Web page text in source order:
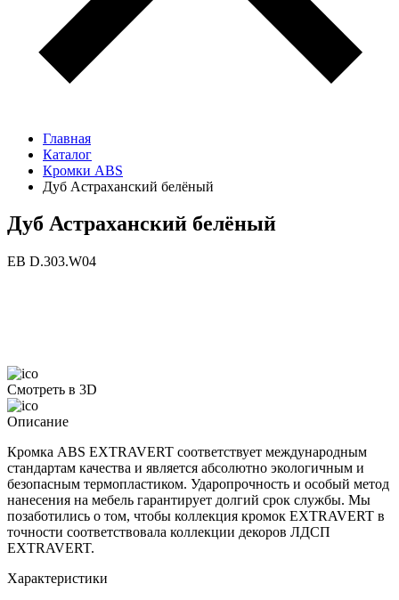
Главная
Каталог
Кромки ABS
Дуб Астраханский белёный
Дуб Астраханский белёный
ЕВ D.303.W04
Смотреть в 3D
Описание
Кромка ABS EXTRAVERT соответствует международным
стандартам качества и является абсолютно экологичным и
безопасным термопластиком. Ударопрочность и особый метод
нанесения на мебель гарантирует долгий срок службы. Мы
позаботились о том, чтобы коллекция кромок EXTRAVERT в
точности соответствовала коллекции декоров ЛДСП
EXTRAVERT.
Характеристики